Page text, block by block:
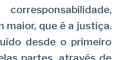
maior, que é a justiça.
desde o primeiro